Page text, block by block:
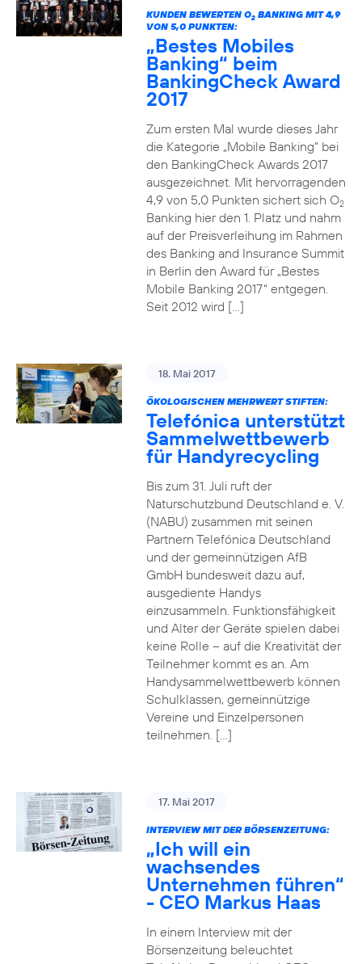
KUNDEN BEWERTEN O2BANKING MIT 4,9
VON 5,0 PUNKTEN:
„Bestes Mobiles
Banking“ beim
BankingCheck Award
2017
Zum ersten Mal wurde dieses Jahr
die Kategorie „Mobile Banking“ bei
den BankingCheck Awards 2017
ausgezeichnet. Mit hervorragenden
4,9 von 5,0 Punkten sichert sich O2
Banking hier den 1. Platz und nahm
auf der Preisverleihung im Rahmen
des Banking and Insurance Summit
in Berlin den Award für „Bestes
Mobile Banking 2017“ entgegen.
Seit 2012 wird […]
18. Mai 2017
ÖKOLOGISCHEN MEHRWERT STIFTEN:
Telefónica unterstützt
Sammelwettbewerb
für Handyrecycling
Bis zum 31. Juli ruft der
Naturschutzbund Deutschland e. V.
(NABU) zusammen mit seinen
Partnern Telefónica Deutschland
und der gemeinnützigen AfB
GmbH bundesweit dazu auf,
ausgediente Handys
einzusammeln. Funktionsfähigkeit
und Alter der Geräte spielen dabei
keine Rolle – auf die Kreativität der
Teilnehmer kommt es an. Am
Handysammelwettbewerb können
Schulklassen, gemeinnützige
Vereine und Einzelpersonen
teilnehmen. […]
17. Mai 2017
INTERVIEW MIT DER BÖRSENZEITUNG:
„Ich will ein
wachsendes
Unternehmen führen“
- CEO Markus Haas
In einem Interview mit der
Börsenzeitung beleuchtet